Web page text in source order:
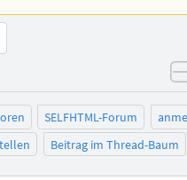
SELFHTML-Forum
Beitrag im Thread-Baum